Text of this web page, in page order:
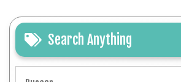
Search Anything